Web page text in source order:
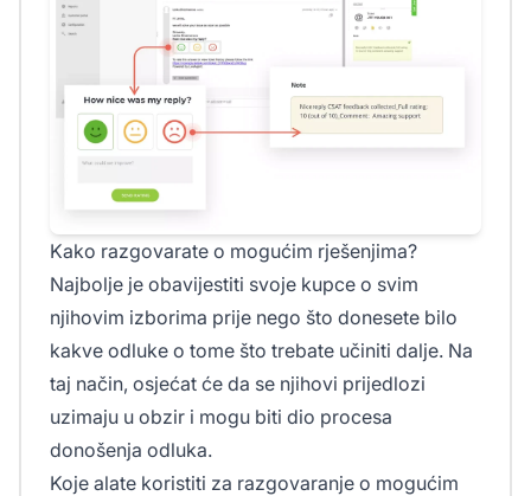
Kako razgovarate o mogućim rješenjima?
Najbolje je obavijestiti svoje kupce o svim
njihovim izborima prije nego što donesete bilo
kakve odluke o tome što trebate učiniti dalje. Na
taj način, osjećat će da se njihovi prijedlozi
uzimaju u obzir i mogu biti dio procesa
donošenja odluka.
Koje alate koristiti za razgovaranje o mogućim